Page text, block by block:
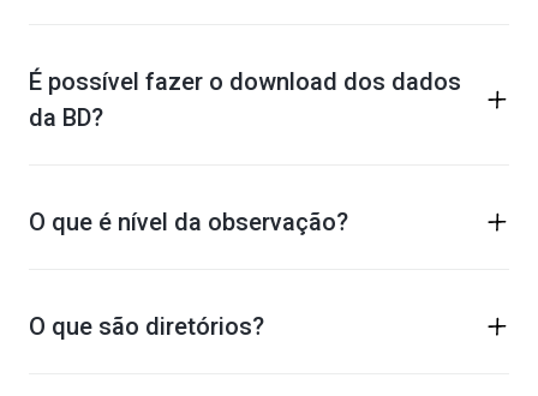
É possível fazer o download dos dados
da BD?
O que é nível da observação?
O que são diretórios?